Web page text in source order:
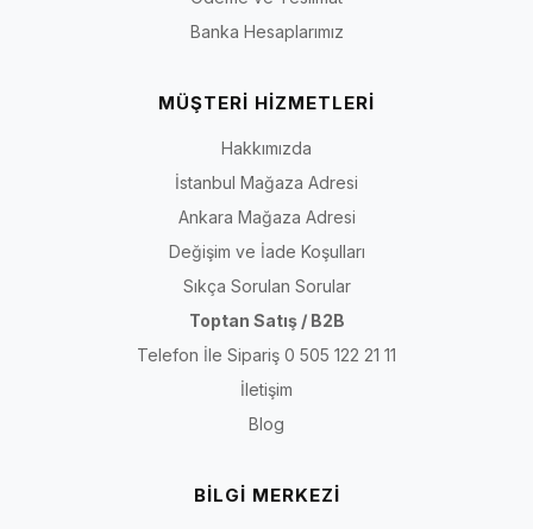
Banka Hesaplarımız
MÜŞTERİ HİZMETLERİ
Hakkımızda
İstanbul Mağaza Adresi
Ankara Mağaza Adresi
Değişim ve İade Koşulları
Sıkça Sorulan Sorular
Toptan Satış / B2B
Telefon İle Sipariş 0 505 122 21 11
İletişim
Blog
BİLGİ MERKEZİ